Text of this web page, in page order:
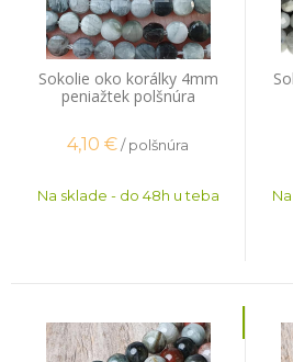
Sokolie oko korálky 4mm
peniažtek polšnúra
4,10 €/ polšnúra
Na sklade - do 48h u teba